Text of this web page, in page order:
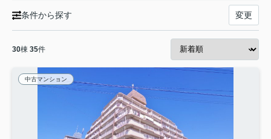
条件から探す 変更
30棟 35件
中古マンション